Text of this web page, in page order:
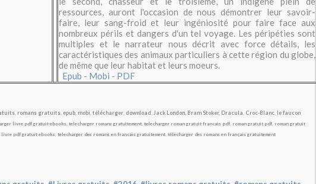
ressources, auront l'occasion de nous démontrer leur savoir-
faire, leur sang-froid et leur ingéniosité pour faire face aux
nombreux périls et dangers d'un tel voyage. Les péripéties sont
multiples et le narrateur nous décrit avec force détails, les
caractéristiques des animaux particuliers à cette région du globe,
de même que leur habitat et leurs moeurs.
Epub - Mobi - PDF
romans gratuits epub mobi télécharger download Jack London, Bram Stoker, Dracula Croc-Blanc le faucon
livre pdf gratuit ebooks, telecharger romans gratuitement, telecharger roman gratuit francais pdf, roman gratuit pdf, roman gratuit
livre pdf gratuit ebooks, telecharger des romans en francais gratuitement, télecharger des romans en français gratuitement